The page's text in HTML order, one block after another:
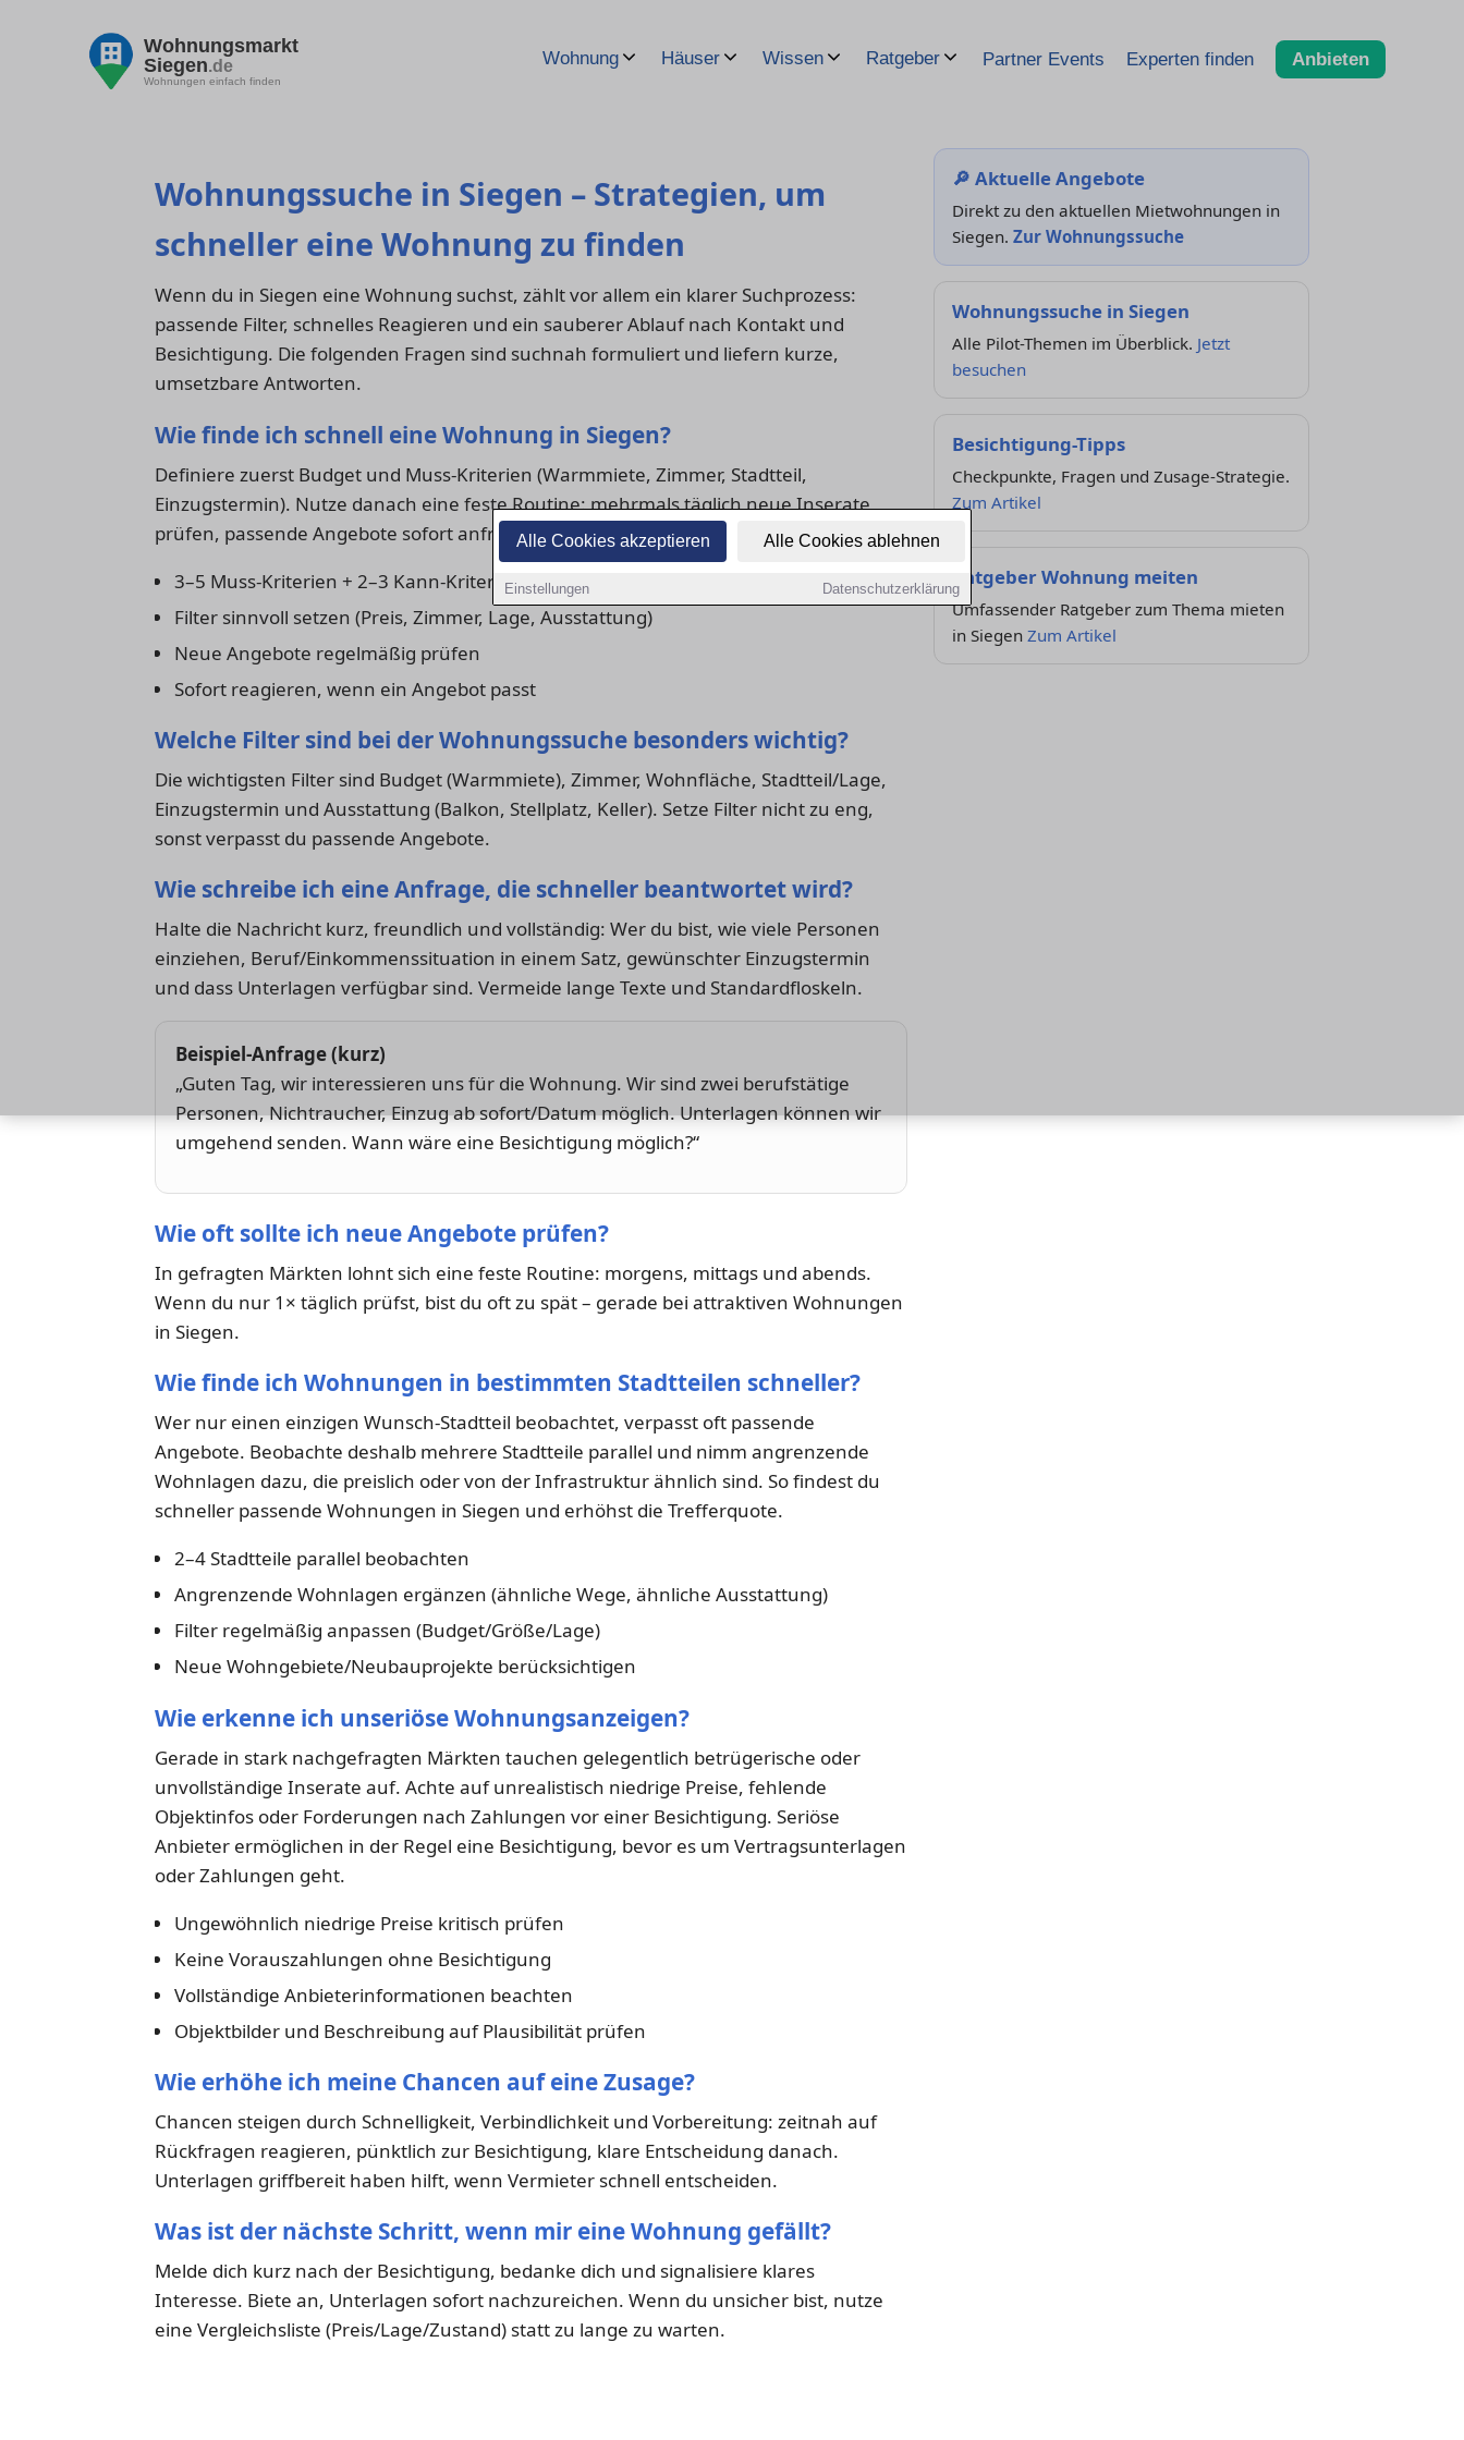
Alle Cookies akzeptieren Alle Cookies ablehnen
Einstellungen Datenschutzerklärung
Wohnungsmarkt
Siegen.de
Wohnungen einfach finden
Wohnung Häuser Wissen Ratgeber Partner Events Experten finden Anbieten
Wohnungssuche in Siegen – Strategien, um
schneller eine Wohnung zu finden
Wenn du in Siegen eine Wohnung suchst, zählt vor allem ein klarer Suchprozess:
passende Filter, schnelles Reagieren und ein sauberer Ablauf nach Kontakt und
Besichtigung. Die folgenden Fragen sind suchnah formuliert und liefern kurze,
umsetzbare Antworten.
Wie finde ich schnell eine Wohnung in Siegen?
Definiere zuerst Budget und Muss-Kriterien (Warmmiete, Zimmer, Stadtteil,
Einzugstermin). Nutze danach eine feste Routine: mehrmals täglich neue Inserate
prüfen, passende Angebote sofort anfragen und Favoriten konsequent vergleichen.
3–5 Muss-Kriterien + 2–3 Kann-Kriterien
Filter sinnvoll setzen (Preis, Zimmer, Lage, Ausstattung)
Neue Angebote regelmäßig prüfen
Sofort reagieren, wenn ein Angebot passt
Welche Filter sind bei der Wohnungssuche besonders wichtig?
Die wichtigsten Filter sind Budget (Warmmiete), Zimmer, Wohnfläche, Stadtteil/Lage,
Einzugstermin und Ausstattung (Balkon, Stellplatz, Keller). Setze Filter nicht zu eng,
sonst verpasst du passende Angebote.
Wie schreibe ich eine Anfrage, die schneller beantwortet wird?
Halte die Nachricht kurz, freundlich und vollständig: Wer du bist, wie viele Personen
einziehen, Beruf/Einkommenssituation in einem Satz, gewünschter Einzugstermin
und dass Unterlagen verfügbar sind. Vermeide lange Texte und Standardfloskeln.
Beispiel-Anfrage (kurz)
„Guten Tag, wir interessieren uns für die Wohnung. Wir sind zwei berufstätige
Personen, Nichtraucher, Einzug ab sofort/Datum möglich. Unterlagen können wir
umgehend senden. Wann wäre eine Besichtigung möglich?“
Wie oft sollte ich neue Angebote prüfen?
In gefragten Märkten lohnt sich eine feste Routine: morgens, mittags und abends.
Wenn du nur 1× täglich prüfst, bist du oft zu spät – gerade bei attraktiven Wohnungen
in Siegen.
Wie finde ich Wohnungen in bestimmten Stadtteilen schneller?
Wer nur einen einzigen Wunsch-Stadtteil beobachtet, verpasst oft passende
Angebote. Beobachte deshalb mehrere Stadtteile parallel und nimm angrenzende
Wohnlagen dazu, die preislich oder von der Infrastruktur ähnlich sind. So findest du
schneller passende Wohnungen in Siegen und erhöhst die Trefferquote.
2–4 Stadtteile parallel beobachten
Angrenzende Wohnlagen ergänzen (ähnliche Wege, ähnliche Ausstattung)
Filter regelmäßig anpassen (Budget/Größe/Lage)
Neue Wohngebiete/Neubauprojekte berücksichtigen
Wie erkenne ich unseriöse Wohnungsanzeigen?
Gerade in stark nachgefragten Märkten tauchen gelegentlich betrügerische oder
unvollständige Inserate auf. Achte auf unrealistisch niedrige Preise, fehlende
Objektinfos oder Forderungen nach Zahlungen vor einer Besichtigung. Seriöse
Anbieter ermöglichen in der Regel eine Besichtigung, bevor es um Vertragsunterlagen
oder Zahlungen geht.
Ungewöhnlich niedrige Preise kritisch prüfen
Keine Vorauszahlungen ohne Besichtigung
Vollständige Anbieterinformationen beachten
Objektbilder und Beschreibung auf Plausibilität prüfen
Wie erhöhe ich meine Chancen auf eine Zusage?
Chancen steigen durch Schnelligkeit, Verbindlichkeit und Vorbereitung: zeitnah auf
Rückfragen reagieren, pünktlich zur Besichtigung, klare Entscheidung danach.
Unterlagen griffbereit haben hilft, wenn Vermieter schnell entscheiden.
Was ist der nächste Schritt, wenn mir eine Wohnung gefällt?
Melde dich kurz nach der Besichtigung, bedanke dich und signalisiere klares
Interesse. Biete an, Unterlagen sofort nachzureichen. Wenn du unsicher bist, nutze
eine Vergleichsliste (Preis/Lage/Zustand) statt zu lange zu warten.
🔎 Aktuelle Angebote
Direkt zu den aktuellen Mietwohnungen in
Siegen. Zur Wohnungssuche
Wohnungssuche in Siegen
Alle Pilot-Themen im Überblick. Jetzt
besuchen
Besichtigung-Tipps
Checkpunkte, Fragen und Zusage-Strategie.
Zum Artikel
Ratgeber Wohnung meiten
Umfassender Ratgeber zum Thema mieten
in Siegen Zum Artikel